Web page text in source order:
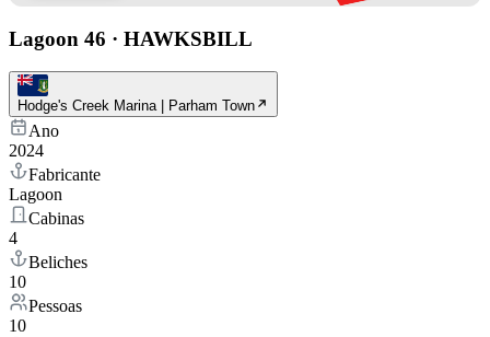
Lagoon 46 · HAWKSBILL
Hodge's Creek Marina | Parham Town
Ano
2024
Fabricante
Lagoon
Cabinas
4
Beliches
10
Pessoas
10